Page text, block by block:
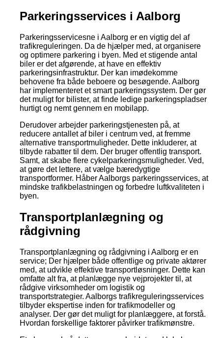
Parkeringsservices i Aalborg
Parkeringsservicesne i Aalborg er en vigtig del af
trafikreguleringen. Da de hjælper med, at organisere
og optimere parkering i byen. Med et stigende antal
biler er det afgørende, at have en effektiv
parkeringsinfrastruktur. Der kan imødekomme
behovene fra både beboere og besøgende. Aalborg
har implementeret et smart parkeringssystem. Der gør
det muligt for bilister, at finde ledige parkeringspladser
hurtigt og nemt gennem en mobilapp.
Derudover arbejder parkeringstjenesten på, at
reducere antallet af biler i centrum ved, at fremme
alternative transportmuligheder. Dette inkluderer, at
tilbyde rabatter til dem. Der bruger offentlig transport.
Samt, at skabe flere cykelparkeringsmuligheder. Ved,
at gøre det lettere, at vælge bæredygtige
transportformer. Håber Aalborgs parkeringsservices, at
mindske trafikbelastningen og forbedre luftkvaliteten i
byen.
Transportplanlægning og
rådgivning
Transportplanlægning og rådgivning i Aalborg er en
service; Der hjælper både offentlige og private aktører
med, at udvikle effektive transportløsninger. Dette kan
omfatte alt fra, at planlægge nye vejprojekter til, at
rådgive virksomheder om logistik og
transportstrategier. Aalborgs trafikreguleringsservices
tilbyder ekspertise inden for trafikmodeller og
analyser. Der gør det muligt for planlæggere, at forstå.
Hvordan forskellige faktorer påvirker trafikmønstre.